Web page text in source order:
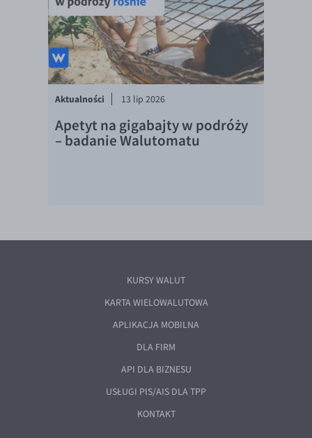
Aktualności 13 lip 2026
Apetyt na gigabajty w podróży
– badanie Walutomatu
KURSY WALUT
KARTA WIELOWALUTOWA
APLIKACJA MOBILNA
DLA FIRM
API DLA BIZNESU
USŁUGI PIS/AIS DLA TPP
KONTAKT